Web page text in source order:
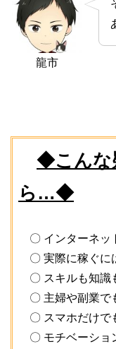
龍市
◆こんな
ら…◆
〇 インターネッ
〇 実際に稼ぐに
〇 スキルも知識
〇 主婦や副業で
〇 スマホだけで
〇 モチベーショ